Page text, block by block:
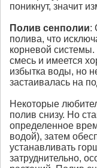
поникнут, значит
Полив сенполии:
полива, что
корневой
смесь и имеется
избытка воды, но
застаивалась на
Некоторые
полив снизу. Но
определенное
водой), затем
устанавливать
затруднительно,